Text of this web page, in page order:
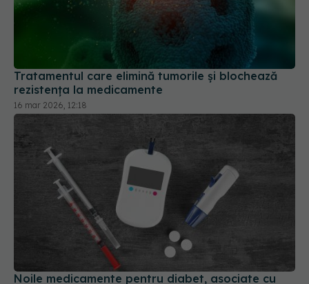
Tratamentul care elimină tumorile și blochează
rezistența la medicamente
16 mar 2026, 12:18
Noile medicamente pentru diabet, asociate cu